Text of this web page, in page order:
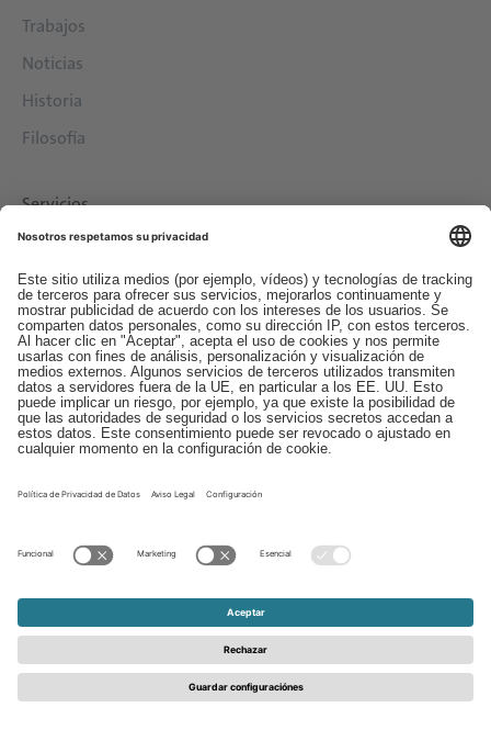
Trabajos
Noticias
Historia
Filosofía
Servicios
Contacto
EDI
Aviso legal
Canal de Denuncias
Condiciones generales
© 2026 - Schattdecor | All rights reserved